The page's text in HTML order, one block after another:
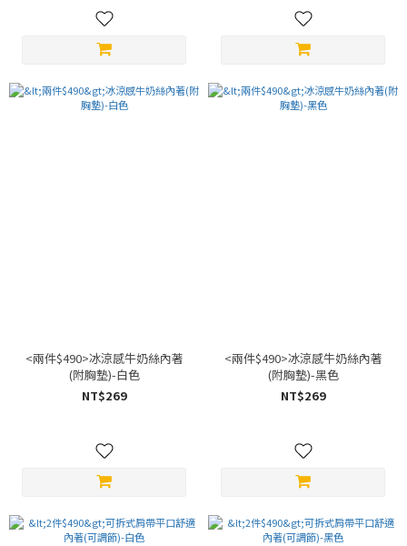
<兩件$490>冰涼感牛奶絲內著
(附胸墊)-白色
NT$269
<兩件$490>冰涼感牛奶絲內著
(附胸墊)-黑色
NT$269